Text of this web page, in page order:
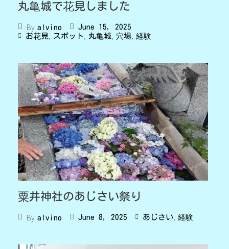
丸亀城で花見しました
By alvino
June 15, 2025
お花見, スポット , 丸亀城, 穴場, 経験
粟井神社のあじさい祭り
By alvino June 8, 2025 あじさい, 経験